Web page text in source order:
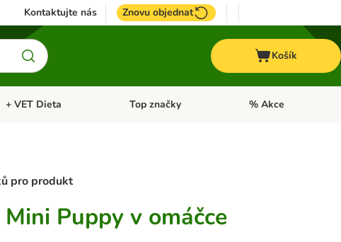
Kontaktujte nás Znovu objednat
Košík
Otevřít menu: Koně
+ VET Dieta Otevřít menu: + VET Dieta
Top značky Otevřít menu: Top
% Akce
pro produkt
Puppy v omáčce